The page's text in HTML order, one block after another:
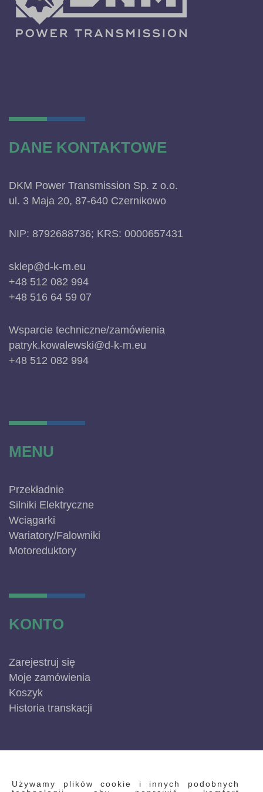
Używamy plików cookie i innych podobnych
DANE KONTAKTOWE
DKM Power Transmission Sp. z o.o.
ul. 3 Maja 20, 87-640 Czernikowo
NIP: 8792688736; KRS: 0000657431
sklep@d-k-m.eu
+48 512 082 994
+48 516 64 59 07
Wsparcie techniczne/zamówienia
patryk.kowalewski@d-k-m.eu
+48 512 082 994
MENU
Przekładnie
Silniki Elektryczne
Wciągarki
Wariatory/Falowniki
Motoreduktory
KONTO
Zarejestruj się
Moje zamówienia
Koszyk
Historia transkacji
INFORMACJE